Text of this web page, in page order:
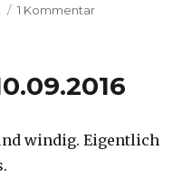
1 Kommentarzu
windig. Eigentlich